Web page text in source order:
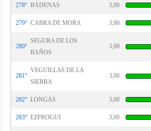
278° BÁDENAS 3,00
279° CABRA DE MORA 3,00
280°
SEGURA DE LOS
BAÑOS
3,00
281°
VEGUILLAS DE LA
SIERRA
3,00
282° LONGÁS 3,00
283° EZPROGUI 3,00